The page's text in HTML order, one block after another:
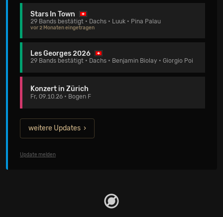
Stars In Town
29 Bands bestätigt • Dachs • Luuk • Pina Palau
vor 2 Monaten eingetragen
Les Georges 2026
29 Bands bestätigt • Dachs • Benjamin Biolay • Giorgio Poi
Konzert in Zürich
Fr, 09.10.26 • Bogen F
weitere Updates
Update melden